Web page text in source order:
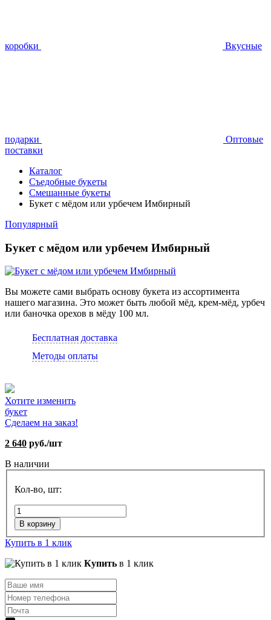
коробки Вкусные
подарки
Оптовые
поставки
Каталог
Съедобные букеты
Смешанные букеты
Букет с мёдом или урбечем Имбирный
Популярный
Букет с мёдом или урбечем Имбирный
Вы можете сами выбрать основу букета из ассортимента
нашего магазина. Это может быть любой мёд, крем-мёд, урбеч
или баночка орехов в мёду 100 мл.
Бесплатная доставка
Методы оплаты
Хотите изменить
букет
Сделаем на заказ!
2 640 руб./шт
В наличии
Кол-во, шт:
В корзину
Купить в 1 клик
Купить в 1 клик